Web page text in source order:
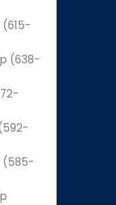
(638-
(585-